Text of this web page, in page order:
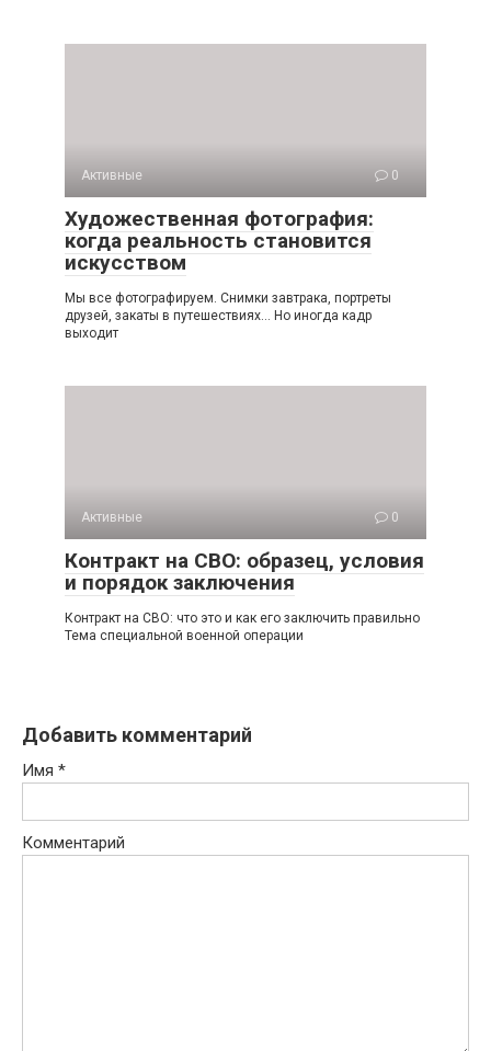
Активные 0
Художественная фотография:
когда реальность становится
искусством
Мы все фотографируем. Снимки завтрака, портреты
друзей, закаты в путешествиях… Но иногда кадр
выходит
Активные 0
Контракт на СВО: образец, условия
и порядок заключения
Контракт на СВО: что это и как его заключить правильно
Тема специальной военной операции
Добавить комментарий
Имя *
Комментарий